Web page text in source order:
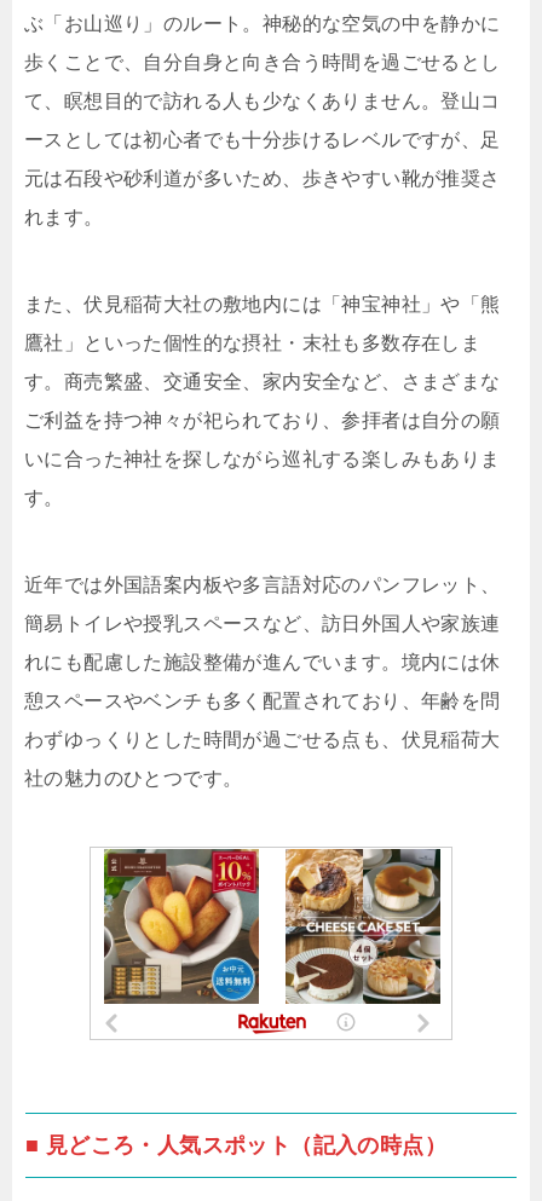
ぶ「お山巡り」のルート。神秘的な空気の中を静かに
歩くことで、自分自身と向き合う時間を過ごせるとし
て、瞑想目的で訪れる人も少なくありません。登山コ
ースとしては初心者でも十分歩けるレベルですが、足
元は石段や砂利道が多いため、歩きやすい靴が推奨さ
れます。
また、伏見稲荷大社の敷地内には「神宝神社」や「熊
鷹社」といった個性的な摂社・末社も多数存在しま
す。商売繁盛、交通安全、家内安全など、さまざまな
ご利益を持つ神々が祀られており、参拝者は自分の願
いに合った神社を探しながら巡礼する楽しみもありま
す。
近年では外国語案内板や多言語対応のパンフレット、
簡易トイレや授乳スペースなど、訪日外国人や家族連
れにも配慮した施設整備が進んでいます。境内には休
憩スペースやベンチも多く配置されており、年齢を問
わずゆっくりとした時間が過ごせる点も、伏見稲荷大
社の魅力のひとつです。
■ 見どころ・人気スポット（記入の時点）